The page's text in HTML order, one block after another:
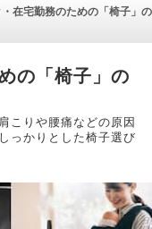
在宅勤務のための「椅子」の
の「椅子」の
こりや腰痛などの原因
っかりとした椅子選び